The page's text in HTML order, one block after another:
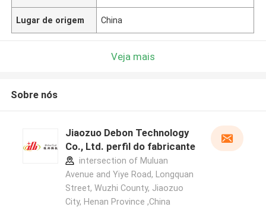
Lugar de origem China
Veja mais
Sobre nós
Jiaozuo Debon Technology
Co., Ltd. perfil do fabricante
intersection of Muluan
Avenue and Yiye Road, Longquan
Street, Wuzhi County, Jiaozuo
City, Henan Province ,China